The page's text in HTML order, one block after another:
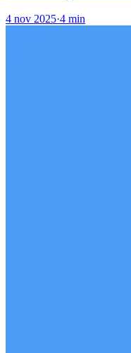
4 nov 2025·4 min